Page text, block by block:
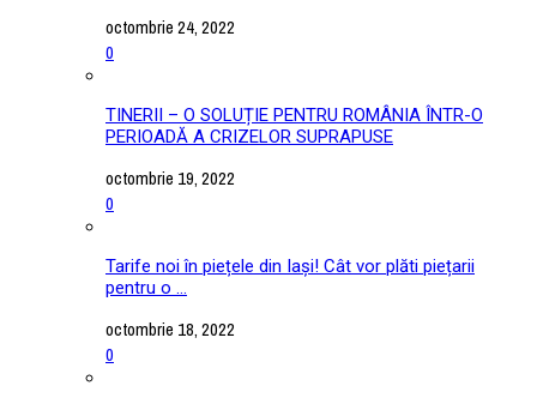
octombrie 24, 2022
0
TINERII – O SOLUȚIE PENTRU ROMÂNIA ÎNTR-O
PERIOADĂ A CRIZELOR SUPRAPUSE
octombrie 19, 2022
0
Tarife noi în piețele din Iași! Cât vor plăti piețarii
pentru o ...
octombrie 18, 2022
0